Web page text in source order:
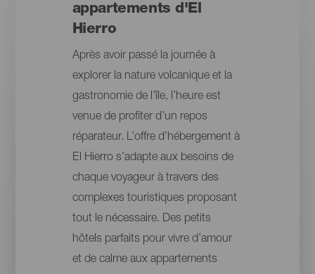
appartements d'El
Hierro
Après avoir passé la journée à
explorer la nature volcanique et la
gastronomie de l’île, l’heure est
venue de profiter d’un repos
réparateur. L’offre d’hébergement à
El Hierro s’adapte aux besoins de
chaque voyageur à travers des
complexes touristiques proposant
tout le nécessaire. Des petits
hôtels parfaits pour vivre d’amour
et de calme aux appartements